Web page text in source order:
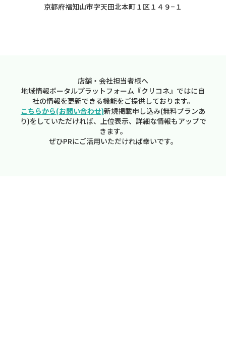
京都府福知山市字天田北本町１区１４９−１
店舗・会社担当者様へ
地域情報ポータルプラットフォーム『クリコネ』ではに自
社の情報を更新できる機能をご提供しております。
こちらから(お問い合わせ)新規掲載申し込み(無料プランあ
り)をしていただければ、上位表示、詳細な情報もアップで
きます。
ぜひPRにご活用いただければ幸いです。